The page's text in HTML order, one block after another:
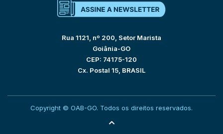
Rua 1121, nº 200, Setor Marista
Goiânia-GO
CEP: 74175-120
Cx. Postal 15, BRASIL
Copyright © OAB-GO. Todos os direitos reservados.